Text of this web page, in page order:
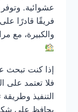
عشوائية. وتوفر
فريقًا قادرًا
والكبيرة، مع
إذا كنت تبحث
فلا تعتمد على
التنفيذ
يحافظ على شكل